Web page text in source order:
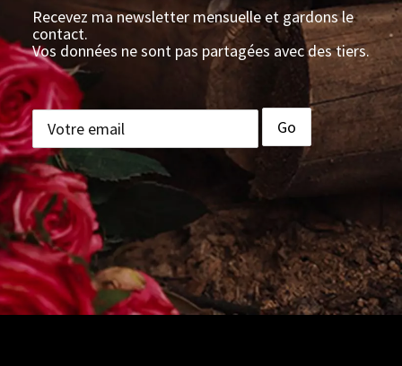
Recevez ma newsletter mensuelle et gardons le
contact.
Vos données ne sont pas partagées avec des tiers.